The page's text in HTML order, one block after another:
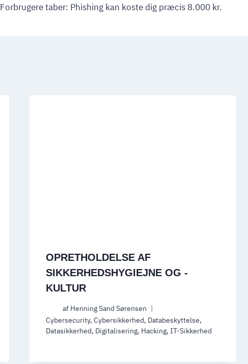
Forbrugere taber: Phishing kan koste dig præcis 8.000 kr.
OPRETHOLDELSE AF
SIKKERHEDSHYGIEJNE OG -
KULTUR
af Henning Sand Sørensen
Cybersecurity, Cybersikkerhed, Databeskyttelse,
Datasikkerhed, Digitalisering, Hacking, IT-Sikkerhed